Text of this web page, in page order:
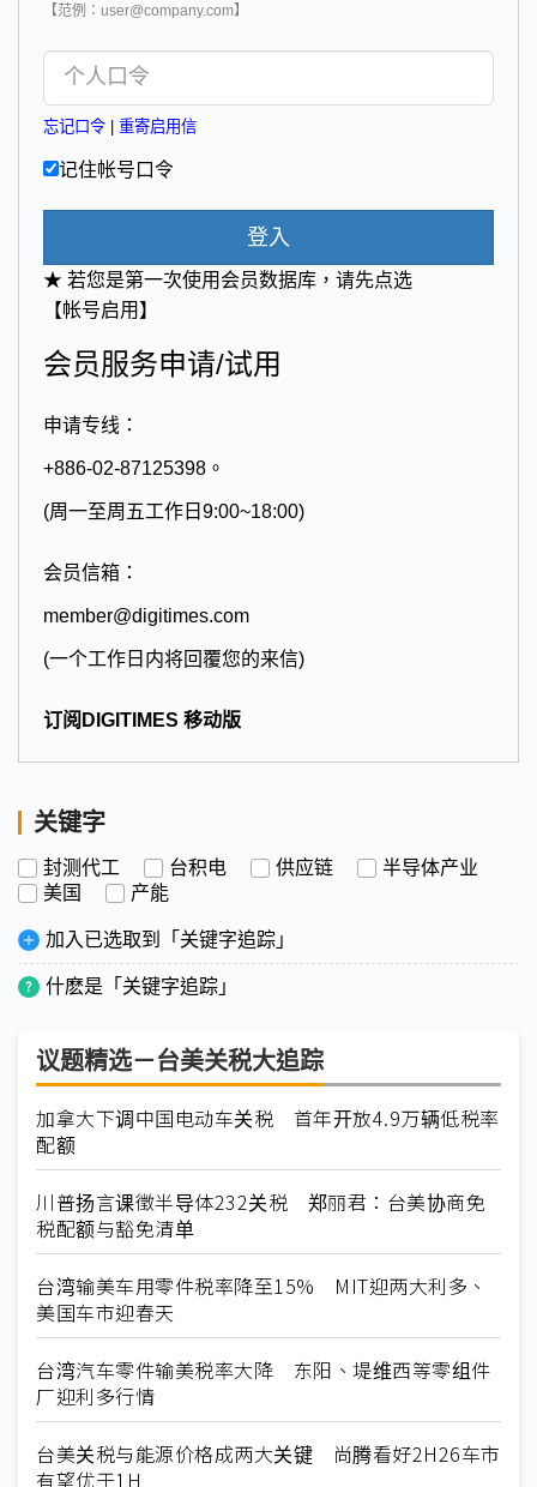
【范例：user@company.com】
忘记口令 重寄启用信
记住帐号口令
登入
★ 若您是第一次使用会员数据库，请先点选
【帐号启用】
会员服务申请/试用
申请专线：
+886-02-87125398。
(周一至周五工作日9:00~18:00)
会员信箱：
member@digitimes.com
(一个工作日内将回覆您的来信)
订阅DIGITIMES 移动版
关键字
封测代工 台积电 供应链
半导体产业
美国
产能
加入已选取到「关键字追踪」
什麽是「关键字追踪」
议题精选－台美关税大追踪
加拿大下调中国电动车关税 首年开放4.9万辆低税率
配额
川普扬言课徵半导体232关税 郑丽君：台美协商免
税配额与豁免清单
台湾输美车用零件税率降至15% MIT迎两大利多、
美国车市迎春天
台湾汽车零件输美税率大降 东阳、堤维西等零组件
厂迎利多行情
台美关税与能源价格成两大关键 尚腾看好2H26车市
有望优于1H